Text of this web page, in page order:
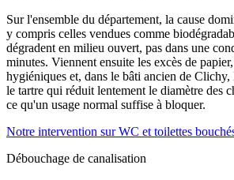
Sur l'ensemble du département, la cause
y compris celles vendues comme
dégradent en milieu ouvert, pas dans une
minutes. Viennent ensuite les excès de
hygiéniques et, dans le bâti ancien de
le tartre qui réduit lentement le diamètre des
ce qu'un usage normal suffise à bloquer.
Notre intervention sur WC et toilettes
Débouchage de canalisation